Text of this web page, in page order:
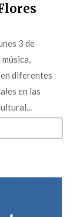
3 de
diferentes
en las